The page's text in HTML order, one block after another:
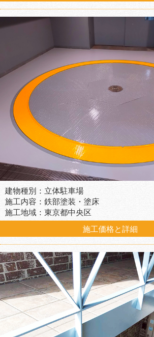
建物種別：立体駐車場
施工内容：鉄部塗装・塗床
施工地域：東京都中央区
施工価格と詳細